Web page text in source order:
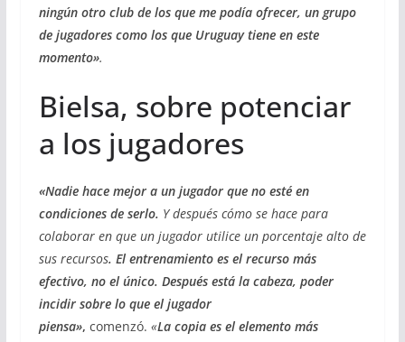
ningún otro club de los que me podía ofrecer, un grupo
de jugadores como los que Uruguay tiene en este
momento».
Bielsa, sobre potenciar
a los jugadores
«Nadie hace mejor a un jugador que no esté en
condiciones de serlo. Y después cómo se hace para
colaborar en que un jugador utilice un porcentaje alto de
sus recursos. El entrenamiento es el recurso más
efectivo, no el único. Después está la cabeza, poder
incidir sobre lo que el jugador
piensa», comenzó. «La copia es el elemento más